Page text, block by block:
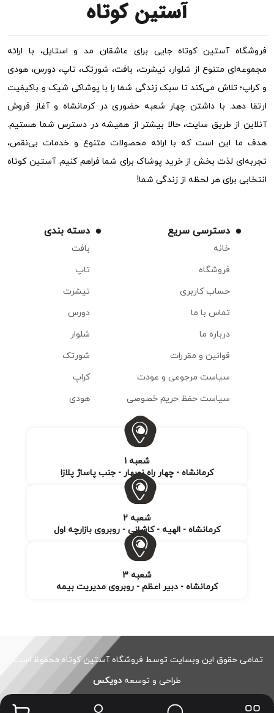
فروشگاه آستین کوتاه جایی برای عاشقان مد و استایل، با ارائه
مجموعه‌ای متنوع از شلوار، تیشرت، بافت، شورتک، تاپ، دورس، هودی
و کراپ؛ تلاش می‌کند تا سبک زندگی شما را با پوشاکی شیک و باکیفیت
ارتقا دهد. با داشتن چهار شعبه حضوری در کرمانشاه و آغاز فروش
آنلاین از طریق سایت، حالا بیشتر از همیشه در دسترس شما هستیم.
هدف ما این است که با ارائه محصولات متنوع و خدمات بی‌نقص،
تجربه‌ای لذت بخش از خرید پوشاک برای شما فراهم کنیم. آستین کوتاه
انتخابی برای هر لحظه از زندگی شما!
دسترسی سریع
خانه
فروشگاه
حساب کاربری
تماس با ما
درباره ما
قوانین و مقررات
سیاست مرجوعی و عودت
سیاست حفظ حریم خصوصی
دسته بندی
بافت
تاپ
تیشرت
دورس
شلوار
شورتک
کراپ
هودی
شعبه 1
کرمانشاه - چهار راه نوبهار - جنب پاساژ پلازا
شعبه 2
کرمانشاه - الهیه - کاشانی - روبروی بازارچه اول
شعبه 3
کرمانشاه - دبیر اعظم - روبروی مدیریت بیمه
تمامی حقوق این وبسایت توسط فروشگاه آستین کوتاه محفوظ است.
طراحی و توسعه دویکس